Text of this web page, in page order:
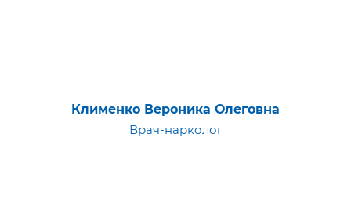
Клименко Вероника Олеговна
Врач-нарколог